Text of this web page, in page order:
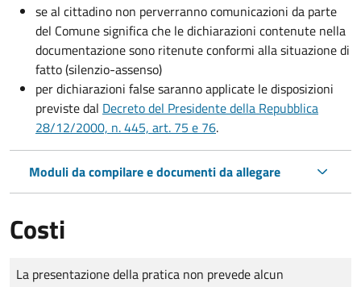
se al cittadino non perverranno comunicazioni da parte
del Comune significa che le dichiarazioni contenute nella
documentazione sono ritenute conformi alla situazione di
fatto (silenzio-assenso)
per dichiarazioni false saranno applicate le disposizioni
previste dal Decreto del Presidente della Repubblica
28/12/2000, n. 445, art. 75 e 76.
Moduli da compilare e documenti da allegare
Costi
Tipo di pagamento
Importo
La presentazione della pratica non prevede alcun